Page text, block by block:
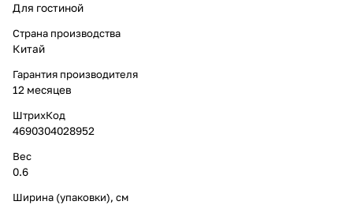
Для гостиной
Страна производства
Китай
Гарантия производителя
12 месяцев
ШтрихКод
4690304028952
Вес
0.6
Ширина (упаковки), см